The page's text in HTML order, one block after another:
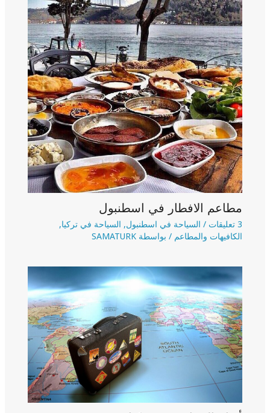
مطاعم الافطار في اسطنبول
3 تعليقات / السياحة في اسطنبول, السياحة في تركيا,
الكافيهات والمطاعم / بواسطة SAMATURK